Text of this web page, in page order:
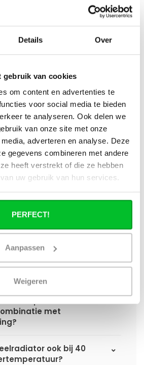
Details Over
gebruik van cookies
om content en advertenties te
voor social media te bieden
te analyseren. Ook delen we
van onze site met onze
adverteren en analyse. Deze
gegevens combineren met andere
heeft verstrekt of die ze hebben
uw gebruik van hun services.
PERFECT!
Aanpassen
Weigeren
meer nodig om de
radiator compleet te
aansluitset, welke heb
thermostaatknop
paneelradiatoren van
de benodigde capaciteit
van een
en wanneer ontvang ik
bestelling plaats?
warmtepomp
alle radiatoren
met
ook bij 40